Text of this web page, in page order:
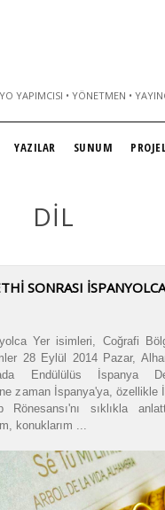
YAPIMCISI • YÖNETMEN •
YAZILAR SUNUM
DIL
SONRASI İSPANYOLCA
Yer isimleri, Coğrafi
28 Eylül 2014 Pazar,
Endülülüs İspanya
zaman İspanya'ya, özellikle
sıklıkla
konuklarım ...